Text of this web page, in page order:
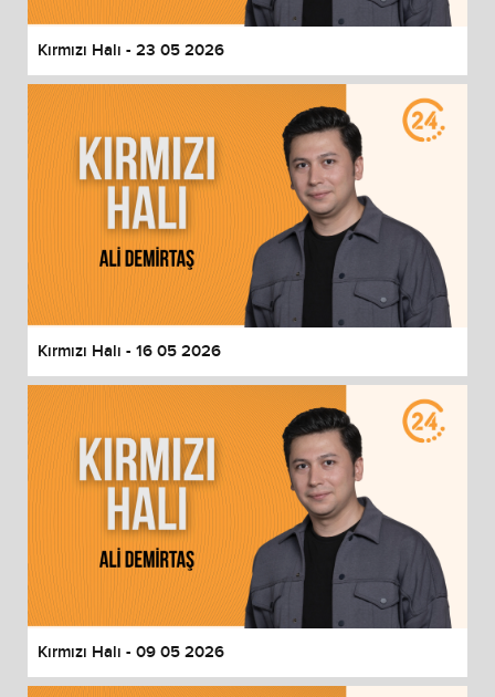
Kırmızı Halı - 23 05 2026
Kırmızı Halı - 16 05 2026
Kırmızı Halı - 09 05 2026